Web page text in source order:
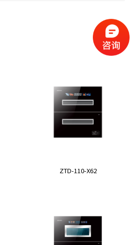
ZTD-110-X62